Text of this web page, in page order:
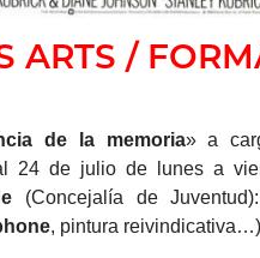
ARTS /
de la memoria» a
24 de julio de lunes a
(Concejalía de
, pintura